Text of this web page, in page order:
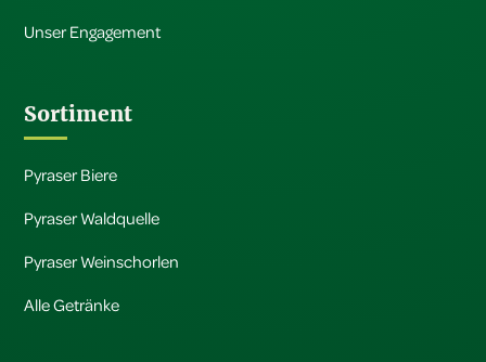
Unser Engagement
Sortiment
Pyraser Biere
Pyraser Waldquelle
Pyraser Weinschorlen
Alle Getränke